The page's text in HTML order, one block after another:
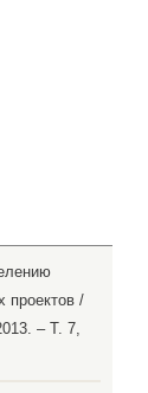
проектов /
– Т. 7,